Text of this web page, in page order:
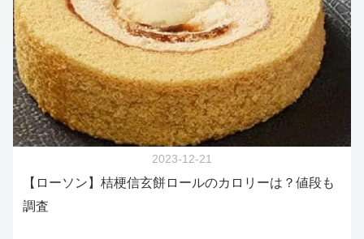
2023-12-21
【ローソン】桔梗信玄餅ロールのカロリーは？値段も
調査